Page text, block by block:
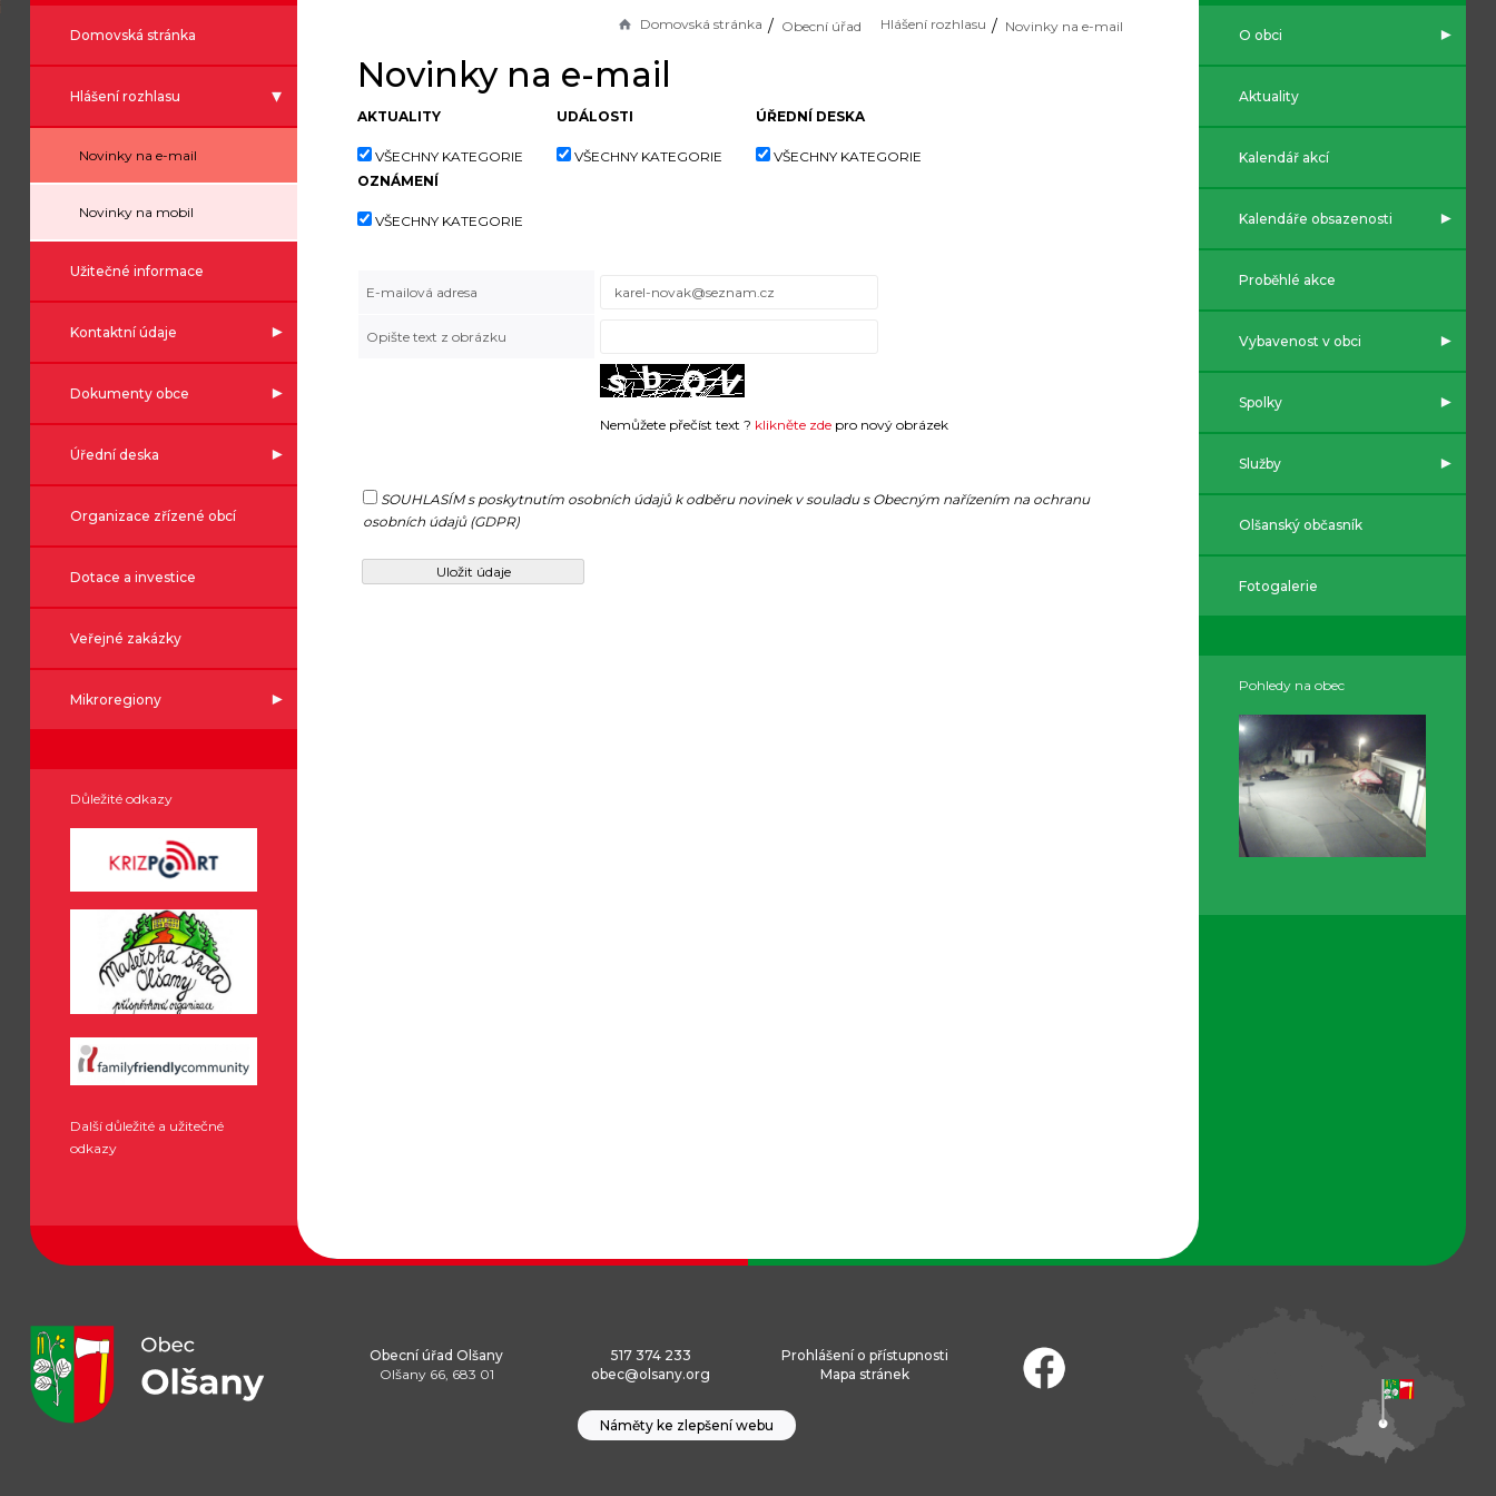
Domovská stránka
Hlášení rozhlasu
Novinky na e-mail
Novinky na mobil
Užitečné informace
Kontaktní údaje
Dokumenty obce
Úřední deska
Organizace zřízené obcí
Dotace a investice
Veřejné zakázky
Mikroregiony
Důležité odkazy
Další důležité a užitečné
odkazy
Domovská stránka Obecní úřad Hlášení rozhlasu Novinky na e-mail
Novinky na e-mail
AKTUALITY
VŠECHNY KATEGORIE
UDÁLOSTI
VŠECHNY KATEGORIE
ÚŘEDNÍ DESKA
VŠECHNY KATEGORIE
OZNÁMENÍ
VŠECHNY KATEGORIE
E-mailová adresa
Opište text z obrázku
Nemůžete přečíst text ? klikněte zde pro nový obrázek
SOUHLASÍM s poskytnutím osobních údajů k odběru novinek v souladu s Obecným nařízením na ochranu
osobních údajů (GDPR)
O obci
Aktuality
Kalendář akcí
Kalendáře obsazenosti
Proběhlé akce
Vybavenost v obci
Spolky
Služby
Olšanský občasník
Fotogalerie
Pohledy na obec
Obecní úřad Olšany
Olšany 66, 683 01
517 374 233
obec@olsany.org
Prohlášení o přístupnosti
Mapa stránek
Náměty ke zlepšení webu